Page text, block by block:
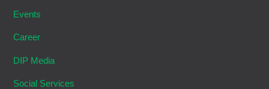
Events
Career
DIP Media
Social Services